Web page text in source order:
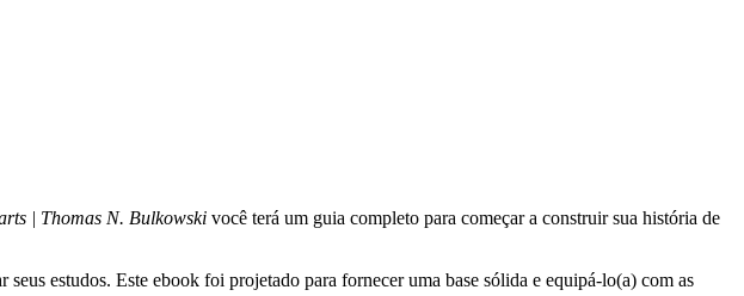
| Thomas N. Bulkowski você terá um guia completo para começar a construir sua história de
estudos. Este ebook foi projetado para fornecer uma base sólida e equipá-lo(a) com as